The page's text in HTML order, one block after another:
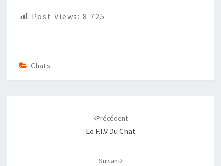
Post Views: 8 725
Chats
Précédent
Le F.I.V Du Chat
Suivant